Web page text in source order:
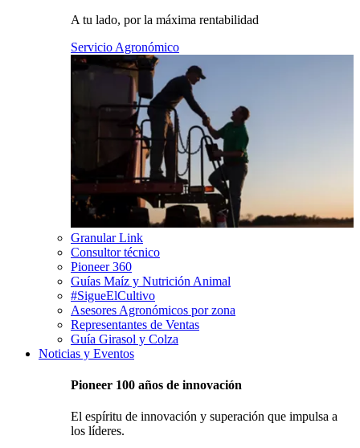
A tu lado, por la máxima rentabilidad
Servicio Agronómico
Granular Link
Consultor técnico
Pioneer 360
Guías Maíz y Nutrición Animal
#SigueElCultivo
Asesores Agronómicos por zona
Representantes de Ventas
Guía Girasol y Colza
Noticias y Eventos
Pioneer 100 años de innovación
El espíritu de innovación y superación que impulsa a
los líderes.